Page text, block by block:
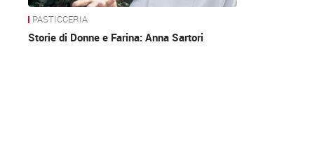
PASTICCERIA
Storie di Donne e Farina: Anna Sartori